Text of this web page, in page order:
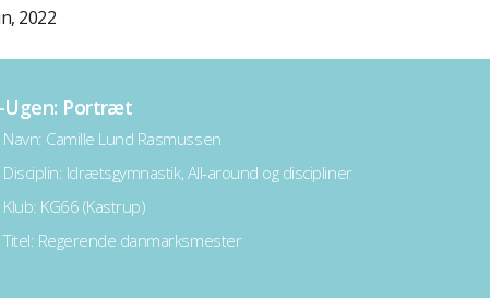
2022
Ugen: Portræt
Navn: Camille Lund Rasmussen
Disciplin: Idrætsgymnastik, All-around og discipliner
Klub: KG66 (Kastrup)
Titel: Regerende danmarksmester